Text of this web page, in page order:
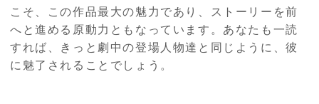
こそ、この作品最大の魅力であり、ストーリーを前
へと進める原動力ともなっています。あなたも一読
すれば、きっと劇中の登場人物達と同じように、彼
に魅了されることでしょう。